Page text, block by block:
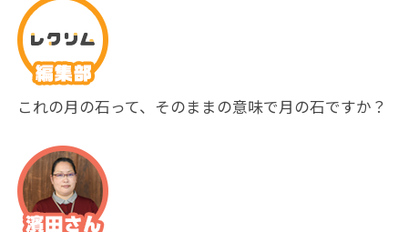
これの月の石って、そのままの意味で月の石ですか？